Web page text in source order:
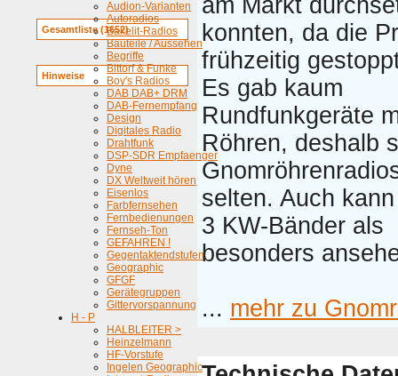
Audion-Varianten
Autoradios
Bakelit-Radios
Bauteile / Aussehen
Begriffe
Bittorf & Funke
Boy's Radios
DAB DAB+ DRM
DAB-Fernempfang
Design
Digitales Radio
Drahtfunk
DSP-SDR Empfaenger
Dyne
DX Weltweit hören
Eisenlos
Farbfernsehen
Fernbedienungen
Fernseh-Ton
GEFAHREN !
Gegentaktendstufen
Geographic
GFGF
Gerätegruppen
Gittervorspannung
H - P
HALBLEITER >
Heinzelmann
HF-Vorstufe
Ingelen Geographic
Gesamtliste (1652)
Hinweise
am Markt
konnten, da die
frühzeitig
Es gab kaum
Rundfunkgeräte
Röhren, deshalb
selten. Auch
3 KW-Bänder als
besonders
... mehr zu